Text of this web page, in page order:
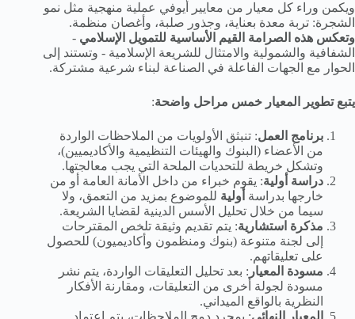
ويكمن وراء كل معيار من معايير أيوفي عملية منهجية مثل نمو
الشجرة: تربة معدة بعناية، وجذور صلبة، وأغصان منظمة.
وتعكس هذه الصرامة القيم الأساسية للتمويل الإسلامي -
الشفافية والشمولية والامتثال للشريعة الإسلامية - وتستند إلى
الحوار مع الجهات الفاعلة في الصناعة لبناء شرعية مشتركة.
يتبع تطوير المعيار خمس مراحل واضحة:
برنامج العمل: تنبثق الأولويات من الملاحظات الواردة
من الأعضاء (البنوك والهيئات التنظيمية والأكاديميين)،
وتشكل خريطة للتحديات الملحة التي يجب معالجتها.
دراسة أولية: يقوم خبراء من داخل الأمانة العامة أو من
خارجها بدراسة أولية للموضوع بمزيد من التعمق، ولا
سيما من خلال تحليل الأسس الدينية لقضايا الشريعة.
مذكرة استشارية: يتم تقديم وثيقة تلخص المقترحات
إلى لجنة متنوعة (بنوك ومنظمون وأكاديميون) للحصول
على تعليقاتهم.
مسودة المعيار : بعد تحليل التعليقات الواردة، يتم نشر
مسودة لجولة أخرى من التعليقات، ومقارنة الأفكار
النظرية بالواقع الميداني.